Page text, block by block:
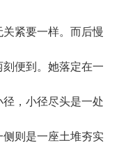
紧要一样。而后慢
便到。她落定在一
，小径尽头是一处
则是一座土堆夯实